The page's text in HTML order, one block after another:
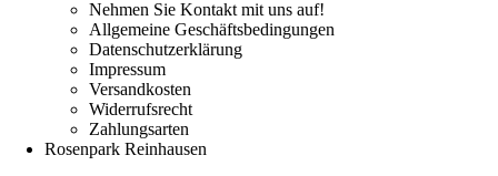
Nehmen Sie Kontakt mit uns auf!
Allgemeine Geschäftsbedingungen
Datenschutzerklärung
Impressum
Versandkosten
Widerrufsrecht
Zahlungsarten
Rosenpark Reinhausen